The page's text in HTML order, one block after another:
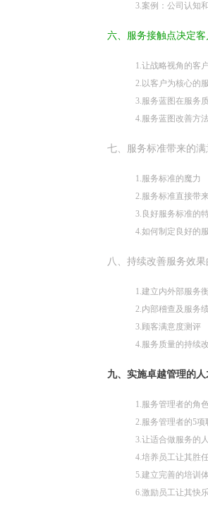
3.案例：公司认知
六、服务接触点决定
1.让战略视角的客
2.以客户为核心的
3.服务蓝图在服务
4.服务蓝图改善方
七、服务标准带来的
1.服务标准的魔力
2.服务标准直接带
3.良好服务标准的
4.如何制定良好的
八、持续改善服务效
1.建立内外部服务
2.内部稽查及服务
3.顾客满意度测评
4.服务质量的持续
九、实施卓越管理的
1.服务管理者的角
2.服务管理者的5项
3.让适合做服务的
4.培养员工让其胜
5.建立完善的培训
6.激励员工让其快